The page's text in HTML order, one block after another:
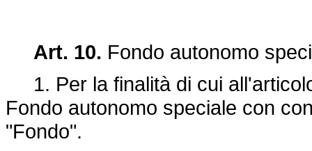
Art. 10. Fondo autonomo
1. Per la finalità di cui
Fondo autonomo speciale con
"Fondo".